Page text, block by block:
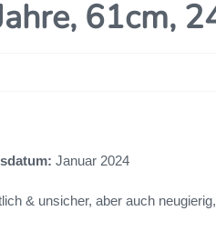
61cm,
Januar 2024
& unsicher, aber auch